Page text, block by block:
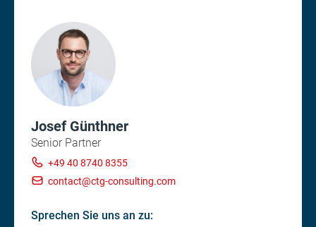
Josef Günthner
Senior Partner
+49 40 8740 8355
contact@ctg-consulting.com
Sprechen Sie uns an zu: